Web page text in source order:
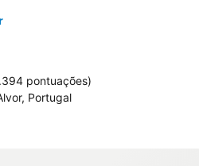
pontuações)
Portugal